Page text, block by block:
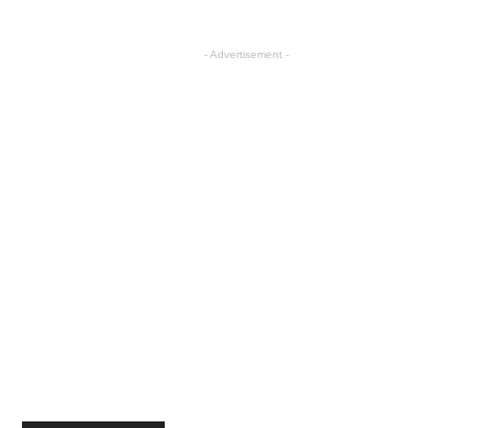
- Advertisement -